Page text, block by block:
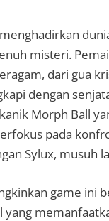
misteri.
dari gua
dengan
Morph Ball
pada
Sylux, musuh
game ini
yang